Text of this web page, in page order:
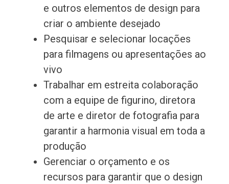
e outros elementos de design para
criar o ambiente desejado
Pesquisar e selecionar locações
para filmagens ou apresentações ao
vivo
Trabalhar em estreita colaboração
com a equipe de figurino, diretora
de arte e diretor de fotografia para
garantir a harmonia visual em toda a
produção
Gerenciar o orçamento e os
recursos para garantir que o design